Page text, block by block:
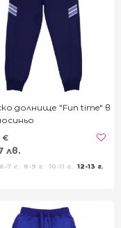
долнище "Fun time" в
€
лв.
6-7 г. 8-9 г. 10-11 г.
12-13 г.